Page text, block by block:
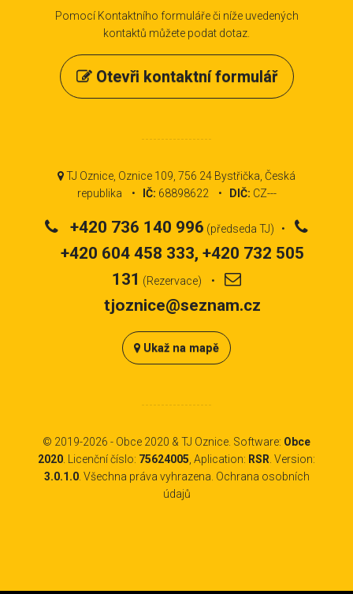
Pomocí Kontaktního formuláře či níže uvedených
kontaktů můžete podat dotaz.
Otevři kontaktní formulář
TJ Oznice, Oznice 109, 756 24 Bystřička, Česká
republika •
IČ: 68898622 • DIČ: CZ---
+420 736 140 996 (předseda TJ) •
+420 604 458 333, +420 732 505
131 (Rezervace) •
tjoznice@seznam.cz
Ukaž na mapě
© 2019-2026 - Obce 2020 & TJ Oznice . Software: Obce
2020 . Licenční číslo: 75624005 , Aplication: RSR . Version:
3.0.1.0. Všechna práva vyhrazena. Ochrana osobních
údajů